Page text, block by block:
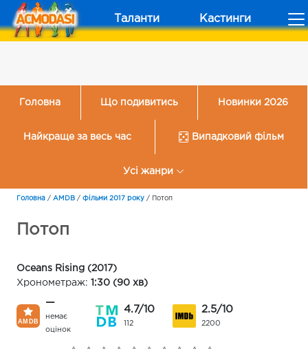
Таланти Кастинги
Головна Що подивитись Новинки 2026
Найкраще за весь час Випадковий фільм
Усі жанри
Головна / AMDB / Фільми 2017 року / Потоп
Потоп
Oceans Rising (2017)
Хронометраж: 1:30 (90 хв)
—
немає
оцінок
4.7/10
112
2.5/10
2200